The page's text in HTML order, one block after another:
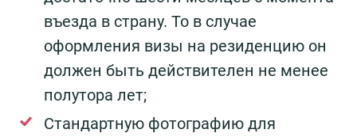
въезда в страну. То в случае
оформления визы на резиденцию он
должен быть действителен не менее
полутора лет;
Cтандартную фотографию для